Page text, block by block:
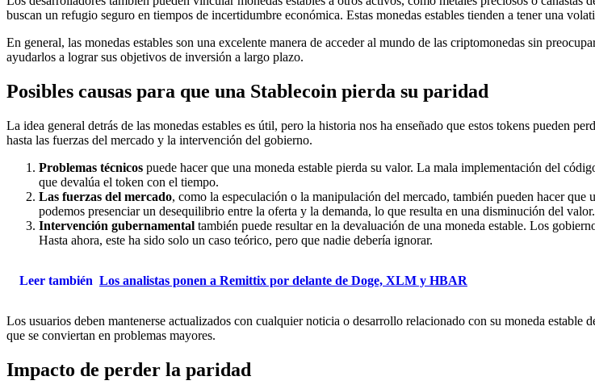
buscan un refugio seguro en tiempos de incertidumbre económica. Estas monedas estables tienden a tener una
En general, las monedas estables son una excelente manera de acceder al mundo de las criptomonedas sin
ayudarlos a lograr sus objetivos de inversión a largo plazo.
Posibles causas para que una Stablecoin pierda su paridad
La idea general detrás de las monedas estables es útil, pero la historia nos ha enseñado que estos tokens pueden
hasta las fuerzas del mercado y la intervención del gobierno.
Problemas técnicos puede hacer que una moneda estable pierda su valor. La mala implementación del
que devalúa el token con el tiempo.
Las fuerzas del mercado, como la especulación o la manipulación del mercado, también pueden hacer que
podemos presenciar un desequilibrio entre la oferta y la demanda, lo que resulta en una disminución del valor.
Intervención gubernamental también puede resultar en la devaluación de una moneda estable. Los
Hasta ahora, este ha sido solo un caso teórico, pero que nadie debería ignorar.
Leer también Los analistas ponen a Remittix por delante de Doge, XLM y HBAR
Los usuarios deben mantenerse actualizados con cualquier noticia o desarrollo relacionado con su moneda
que se conviertan en problemas mayores.
Impacto de perder la paridad